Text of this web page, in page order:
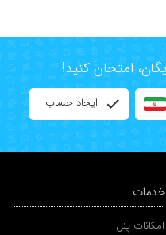
ایجاد حساب
خدمات
امکانات پنل